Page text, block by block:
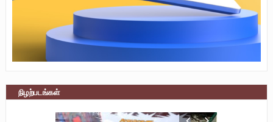
நிழற்படங்கள்